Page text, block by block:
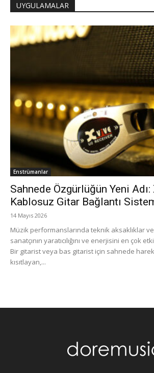
UYGULAMALAR
Enstrümanlar
Sahnede Özgürlüğün Yeni
Kablosuz Gitar Bağlantı
14 Mayıs 2026
Müzik performanslarında teknik aksaklıklar ve
sanatçının yaratıcılığını ve enerjisini en çok
Bir gitarist veya bas gitarist için sahnede
kısıtlayan,...